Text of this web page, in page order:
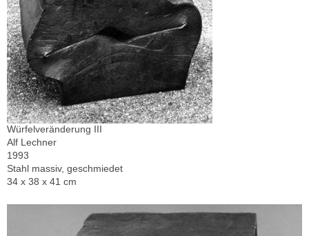
Würfelveränderung III
Alf Lechner
1993
Stahl massiv, geschmiedet
34 x 38 x 41 cm